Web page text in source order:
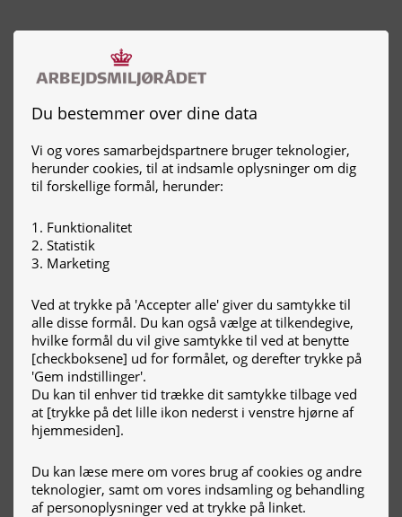
Du bestemmer over dine data
Vi og vores samarbejdspartnere bruger teknologier,
herunder cookies, til at indsamle oplysninger om dig
til forskellige formål, herunder:
Funktionalitet
Statistik
Marketing
Ved at trykke på 'Accepter alle' giver du samtykke til
alle disse formål. Du kan også vælge at tilkendegive,
hvilke formål du vil give samtykke til ved at benytte
[checkboksene] ud for formålet, og derefter trykke på
'Gem indstillinger'.
Du kan til enhver tid trække dit samtykke tilbage ved
at [trykke på det lille ikon nederst i venstre hjørne af
hjemmesiden].
Du kan læse mere om vores brug af cookies og andre
teknologier, samt om vores indsamling og behandling
af personoplysninger ved at trykke på linket.
Skolen for klinikassistenter
og tandplejere
NCC Industry Stone DK